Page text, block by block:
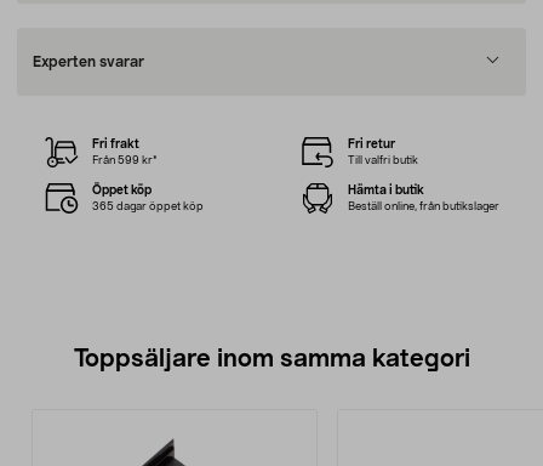
Experten svarar
Fri frakt
Från 599 kr*
Fri retur
Till valfri butik
Öppet köp
365 dagar öppet köp
Hämta i butik
Beställ online, från butikslager
Toppsäljare inom samma kategori